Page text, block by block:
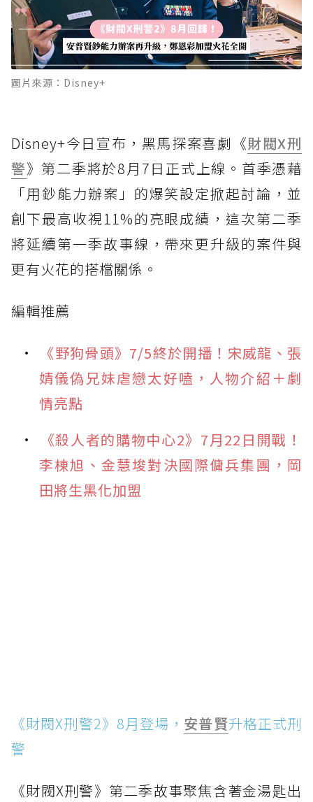
圖片來源：Disney+
Disney+今日宣布，黑馬探案喜劇《財閥X刑
警》第二季將於8月7日正式上線。首季憑藉
「用鈔能力辦案」的爆笑設定掀起討論，並
創下最高收視11%的亮眼成績，這次第二季
將延續第一季故事線，帶來更升級的案件與
更有火花的搭檔關係。
編輯推薦
《野狗骨頭》7/5終於開播！宋威龍、張
婧儀偽兄妹虐戀太好嗑，人物介紹＋劇
情亮點
《殺人者的購物中心2》7月22日開戰！
李棟旭、金慧埈對決國際傭兵集團，岡
田將生黑化加盟
《財閥X刑警2》8月登場， 安普賢升格正式刑
警
《財閥X刑警》第二季故事聚焦含著金湯匙出